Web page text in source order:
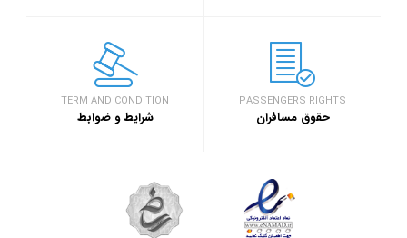
TERM AND CONDITION
شرایط و ضوابط
PASSENGERS RIGHTS
حقوق مسافران